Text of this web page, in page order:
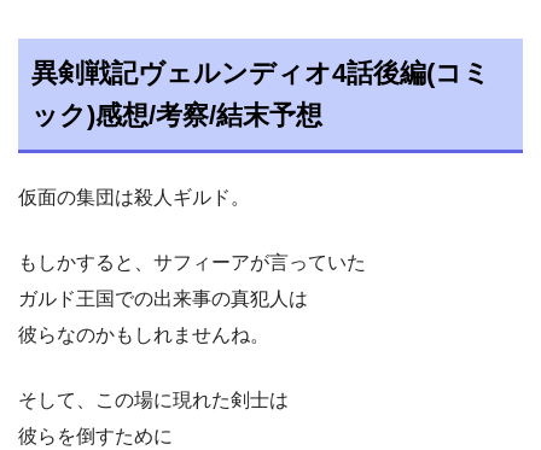
異剣戦記ヴェルンディオ4話後編(コミ
ック)感想/考察/結末予想
仮面の集団は殺人ギルド。
もしかすると、サフィーアが言っていた
ガルド王国での出来事の真犯人は
彼らなのかもしれませんね。
そして、この場に現れた剣士は
彼らを倒すために